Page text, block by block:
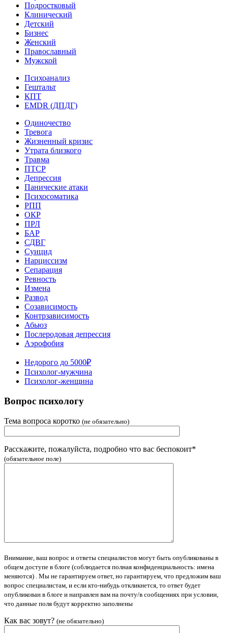
Подростковый
Клинический
Детский
Бизнес
Женский
Православный
Мужской
Психоанализ
Гештальт
КПТ
EMDR (ДПДГ)
Одиночество
Тревога
Жизненный кризис
Утрата близкого
Травма
ПТСР
Депрессия
Панические атаки
Психосоматика
РПП
ОКР
ПРЛ
БАР
СДВГ
Суицид
Нарциссизм
Сепарация
Ревность
Измена
Развод
Созависимость
Контрзависимость
Абьюз
Послеродовая депрессия
Аэрофобия
Недорого до 5000₽
Психолог-мужчина
Психолог-женщина
Вопрос психологу
Тема вопроса коротко (не обязательно)
Расскажите, пожалуйста, подробно что вас беспокоит*
(обязательное поле)
Внимание, ваш вопрос и ответы специалистов могут быть опубликованы в
общем доступе в блоге (соблюдается полная конфиденциальность: имена
меняются) . Мы не гарантируем ответ, но гарантируем, что предложим ваш
вопрос специалистам, и если кто-нибудь откликнется, то ответ будет
опубликован в блоге и направлен вам на почту/в сообщениях при условии,
что данные поля будут корректно заполнены
Как вас зовут? (не обязательно)